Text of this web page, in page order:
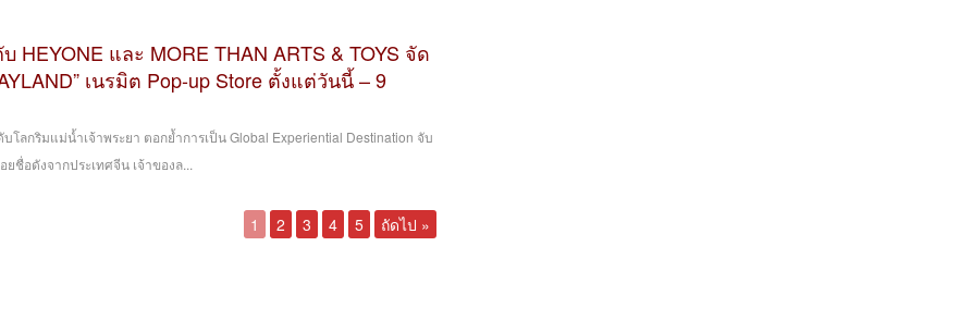
HEYONE และ MORE THAN ARTS & TOYS จัด
เนรมิต Pop-up Store ตั้งแต่วันนี้ – 9
โลกริมแม่น้ำเจ้าพระยา ตอกย้ำการเป็น Global Experiential Destination จับ
ชื่อดังจากประเทศจีน เจ้าของล...
1 2 3 4 5 ถัดไป »